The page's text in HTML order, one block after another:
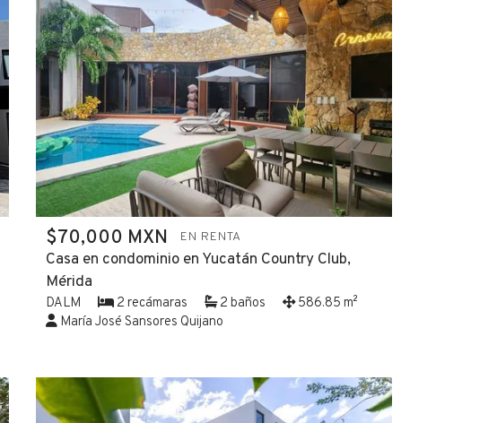
$70,000 MXN EN RENTA
Casa en condominio en Yucatán Country Club,
Mérida
DALM 2 recámaras 2 baños
586.85 m²
María José Sansores Quijano